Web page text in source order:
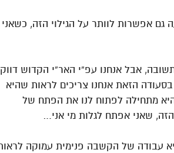
גם אפשרות לוותר על הגילוי הזה, כשאני
אבל אנחנו עפ”י האר”י הקדוש
הזאת אנחנו צריכים לראות שהיא
מתחילה לפתוח לנו את הפתח של
שאני אפתח לגלות מי אני…
עבודה של הקשבה פנימית עמוקה